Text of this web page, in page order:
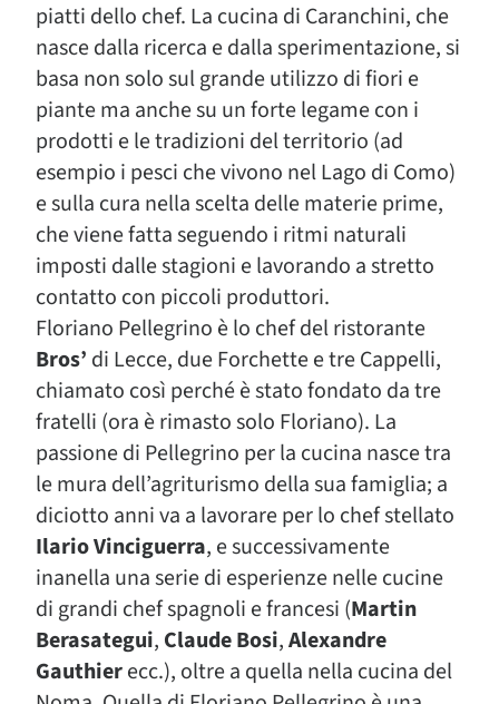
piatti dello chef. La cucina di Caranchini, che
nasce dalla ricerca e dalla sperimentazione, si
basa non solo sul grande utilizzo di fiori e
piante ma anche su un forte legame con i
prodotti e le tradizioni del territorio (ad
esempio i pesci che vivono nel Lago di Como)
e sulla cura nella scelta delle materie prime,
che viene fatta seguendo i ritmi naturali
imposti dalle stagioni e lavorando a stretto
contatto con piccoli produttori.
Floriano Pellegrino è lo chef del ristorante
Bros’ di Lecce, due Forchette e tre Cappelli,
chiamato così perché è stato fondato da tre
fratelli (ora è rimasto solo Floriano). La
passione di Pellegrino per la cucina nasce tra
le mura dell’agriturismo della sua famiglia; a
diciotto anni va a lavorare per lo chef stellato
Ilario Vinciguerra, e successivamente
inanella una serie di esperienze nelle cucine
di grandi chef spagnoli e francesi (Martin
Berasategui, Claude Bosi,Alexandre
Gauthierecc.), oltre a quella nella cucina del